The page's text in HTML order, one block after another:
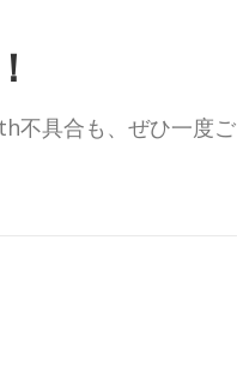
不具合も、ぜひ一度ご